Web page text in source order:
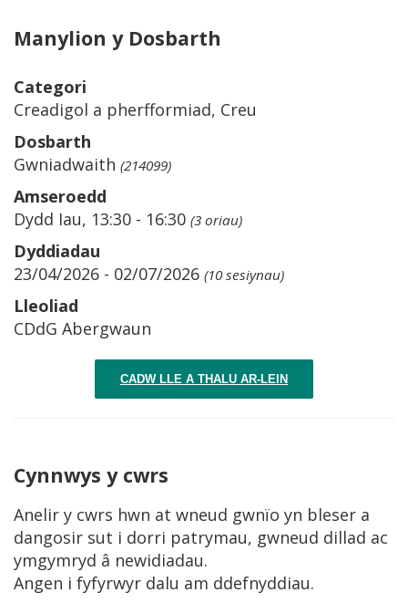
Manylion y Dosbarth
Categori
Creadigol a pherfformiad, Creu
Dosbarth
Gwniadwaith (214099)
Amseroedd
Dydd Iau, 13:30 - 16:30 (3 oriau)
Dyddiadau
23/04/2026 - 02/07/2026 (10 sesiynau)
Lleoliad
CDdG Abergwaun
CADW LLE A THALU AR-LEIN
Cynnwys y cwrs
Anelir y cwrs hwn at wneud gwnïo yn bleser a
dangosir sut i dorri patrymau, gwneud dillad ac
ymgymryd â newidiadau.
Angen i fyfyrwyr dalu am ddefnyddiau.